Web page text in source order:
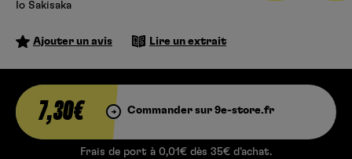
Io Sakisaka
Ajouter un avis Lire un extrait
7,30€ Commander sur 9e-store.fr
Frais de port à 0,01€ dès 35€ d’achat.